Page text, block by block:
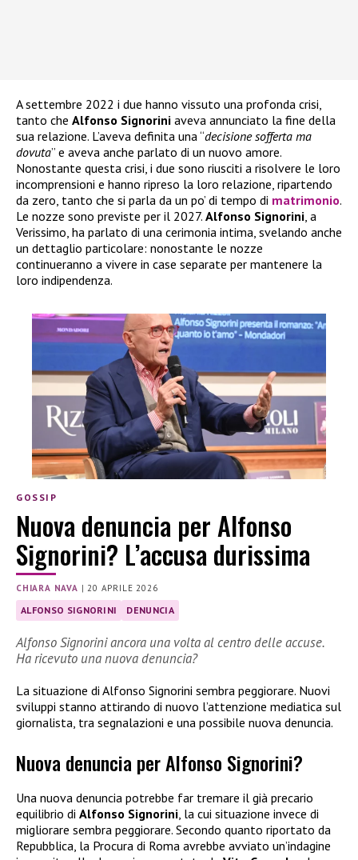
A settembre 2022 i due hanno vissuto una profonda crisi,
tanto che Alfonso Signorini aveva annunciato la fine della
sua relazione. L’aveva definita una “decisione sofferta ma
dovuta” e aveva anche parlato di un nuovo amore.
Nonostante questa crisi, i due sono riusciti a risolvere le loro
incomprensioni e hanno ripreso la loro relazione, ripartendo
da zero, tanto che si parla da un po’ di tempo di matrimonio.
Le nozze sono previste per il 2027. Alfonso Signorini , a
Verissimo, ha parlato di una cerimonia intima, svelando anche
un dettaglio particolare: nonostante le nozze
continueranno a vivere in case separate per mantenere la
loro indipendenza.
GOSSIP
Nuova denuncia per Alfonso
Signorini? L’accusa durissima
CHIARA NAVA |20 APRILE 2026
ALFONSO SIGNORINI DENUNCIA
Alfonso Signorini ancora una volta al centro delle accuse.
Ha ricevuto una nuova denuncia?
La situazione di Alfonso Signorini sembra peggiorare. Nuovi
sviluppi stanno attirando di nuovo l’attenzione mediatica sul
giornalista, tra segnalazioni e una possibile nuova denuncia.
Nuova denuncia per Alfonso Signorini?
Una nuova denuncia potrebbe far tremare il già precario
equilibrio di Alfonso Signorini, la cui situazione invece di
migliorare sembra peggiorare. Secondo quanto riportato da
Repubblica, la Procura di Roma avrebbe avviato un’indagine